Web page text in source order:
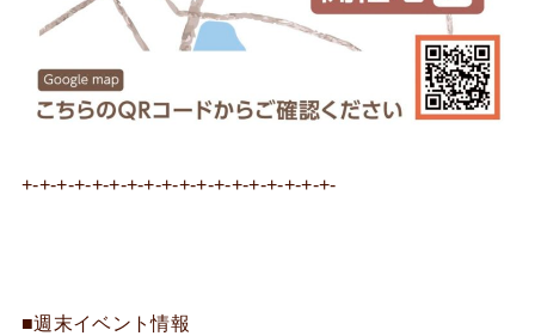
+-+-+-+-+-+-+-+-+-+-+-+-+-+-+-+-+-+-
■週末イベント情報